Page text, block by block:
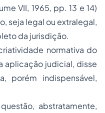
VII, 1965, pp. 13 e 14)
seja legal ou extralegal,
da jurisdição.
normativa do
aplicação judicial, disse
porém indispensável,
abstratamente,